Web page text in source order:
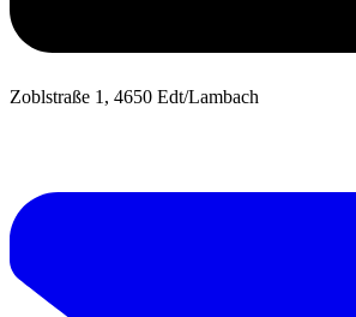
Zoblstraße 1, 4650 Edt/Lambach